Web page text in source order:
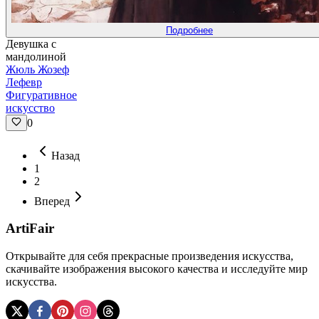
Подробнее
Девушка с
мандолиной
Жюль Жозеф
Лефевр
Фигуративное
искусство
0
Назад
1
2
Вперед
ArtiFair
Открывайте для себя прекрасные произведения искусства,
скачивайте изображения высокого качества и исследуйте мир
искусства.